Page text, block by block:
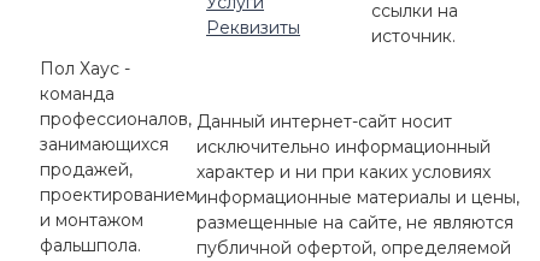
Реквизиты
Пол Хаус -
команда
профессионалов,
занимающихся
продажей,
проектированием
и монтажом
фальшпола.
ссылки на
источник.
Данный интернет-сайт носит
исключительно информационный
характер и ни при каких условиях
информационные материалы и цены,
размещенные на сайте, не являются
публичной офертой, определяемой